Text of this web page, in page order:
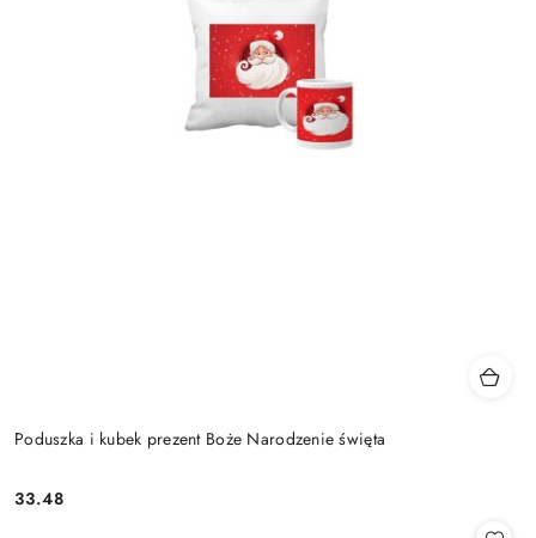
Poduszka i kubek prezent Boże Narodzenie święta
Cena:
33.48